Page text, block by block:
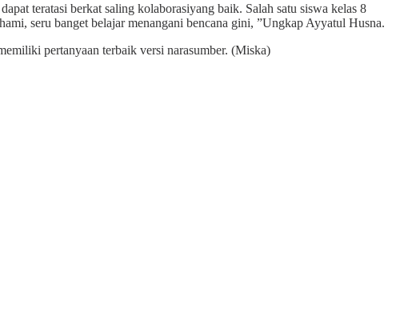
teratasi berkat saling kolaborasiyang baik. Salah satu siswa kelas 8
seru banget belajar menangani bencana gini, ”Ungkap Ayyatul Husna.
pertanyaan terbaik versi narasumber. (Miska)